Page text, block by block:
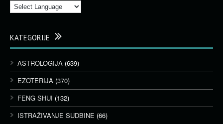
KATEGORIJE
ASTROLOGIJA (639)
EZOTERIJA (370)
FENG SHUI (132)
ISTRAŽIVANJE SUDBINE (66)